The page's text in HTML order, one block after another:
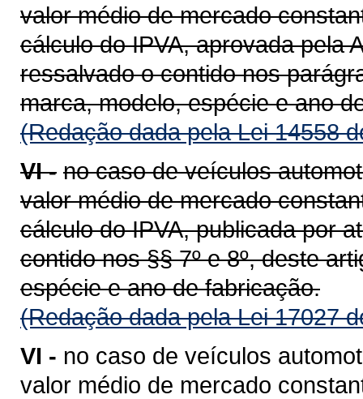
valor médio de mercado
cálculo do IPVA, aprovada pela
ressalvado o contido nos
marca, modelo, espécie e ano
(Redação dada pela Lei 14558
VI - no caso de veículos
valor médio de mercado
cálculo do IPVA, publicada por
contido nos §§ 7º e 8º, deste
espécie e ano de fabricação.
(Redação dada pela Lei 17027
VI - no caso de veículos
valor médio de mercado